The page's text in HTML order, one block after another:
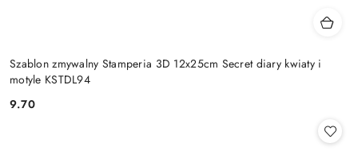
Szablon zmywalny Stamperia 3D 12x25cm Secret diary kwiaty i
motyle KSTDL94
Cena:
9.70